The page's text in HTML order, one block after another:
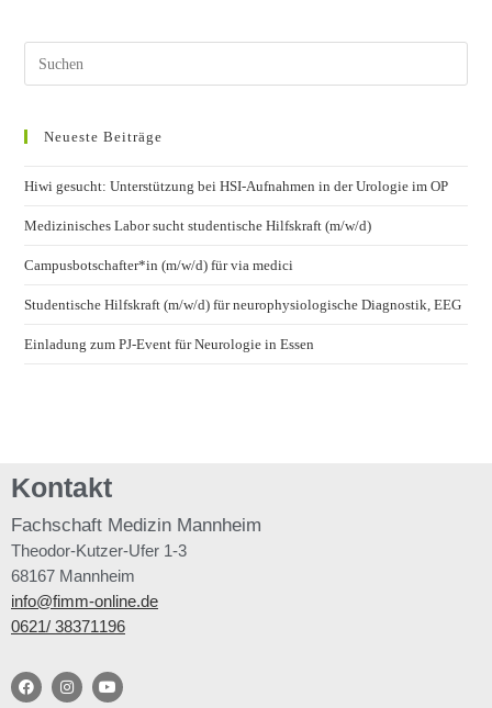
Neueste Beiträge
Hiwi gesucht: Unterstützung bei HSI-Aufnahmen in der Urologie im OP
Medizinisches Labor sucht studentische Hilfskraft (m/w/d)
Campusbotschafter*in (m/w/d) für via medici
Studentische Hilfskraft (m/w/d) für neurophysiologische Diagnostik, EEG
Einladung zum PJ-Event für Neurologie in Essen
Kontakt
Fachschaft Medizin Mannheim
Theodor-Kutzer-Ufer 1-3
68167 Mannheim
info@fimm-online.de
0621/ 38371196